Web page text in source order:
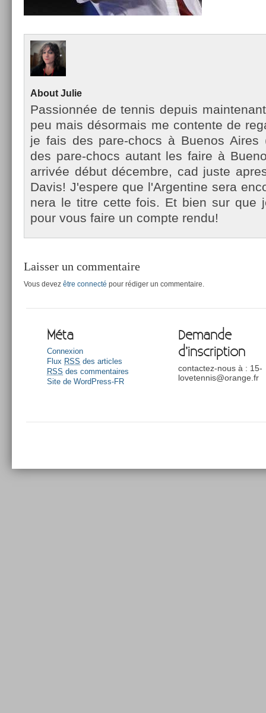
About Julie
Pas­sionnée de ten­nis de­puis
peu mais désor­mais me con­ten­te de
je fais des pare-chocs à Buenos Aires
des pare-chocs autant les faire à
arrivée début décembre, cad juste
Davis! J'es­pere que l'Ar­gentine sera
nera le titre cette fois. Et bien sur que
pour vous faire un com­pte rendu!
Laisser un commentaire
Vous devez être connecté pour rédiger un commentaire.
Méta
Connexion
Flux RSS des articles
RSS des commentaires
Site de WordPress-FR
Demande
d’inscription
contactez-nous à : 15-
lovetennis@orange.fr